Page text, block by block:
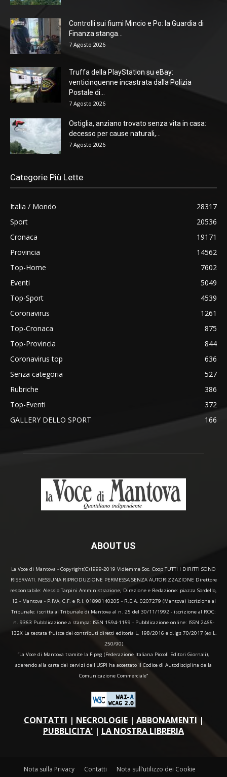
Controlli sui fiumi Mincio e Po: la Guardia di
Finanza stanga...
7 Agosto 2026
Truffa della PlayStation su eBay:
venticinquenne incastrata dalla Polizia
Postale di...
7 Agosto 2026
Ostiglia, anziano trovato senza vita in casa:
decesso per cause naturali,...
7 Agosto 2026
Categorie Più Lette
Italia / Mondo
28317
Sport
20536
Cronaca
19171
Provincia
14562
Top-Home
7602
Eventi
5049
Top-Sport
4539
Coronavirus
1261
Top-Cronaca
875
Top-Provincia
844
Coronavirus top
636
Senza categoria
527
Rubriche
386
Top-Eventi
372
GALLERY DELLO SPORT
166
ABOUT US
La Voce di Mantova - Copyright(C)1999-2019 Vidiemme Soc. Coop TUTTI I DIRITTI SONO
RISERVATI. NESSUNA RIPRODUZIONE PERMESSA SENZA AUTORIZZAZIONE Direttore
responsabile: Alessio Tarpini Amministrazione, Direzione e Redazione: piazza Sordello,
12 - Mantova - P.IVA, C.F. e R.I. 01898140205 - R.E.A. 0207279 (Mantova) iscrizione al
Tribunale: iscritta al Tribunale di Mantova al n. 25 del 30/11/1992 - iscrizione al ROC:
n. 9363 Pubblicazione a stampa: ISSN 1594-1159 - Pubblicazione online: ISSN 2465-
132X La testata fruisce dei contributi diretti editoria L. 198/2016 e d.lgs 70/2017 (ex L.
250/90)
“La Voce di Mantova tramite la Fipeg (Federazione Italiana Piccoli Editori Giornali),
aderendo alla carta dei servizi dell'USPI ha accettato il Codice di Autodisciplina della
Comunicazione Commerciale"
CONTATTI | NECROLOGIE| ABBONAMENTI |
PUBBLICITA' | LA NOSTRA LIBRERIA
Nota sulla Privacy Contatti
Nota sull’utilizzo dei Cookie